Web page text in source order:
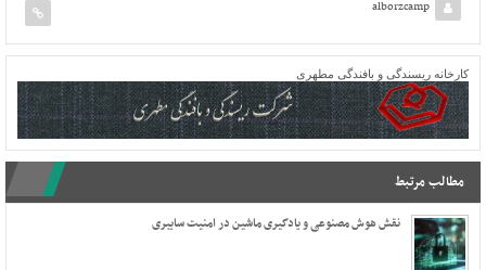
alborzcamp
کارخانه ریسندگی و بافندگی مطهری
مطالب مرتبط
نقش هوش مصنوعی و یادگیری ماشین در امنیت سایبری